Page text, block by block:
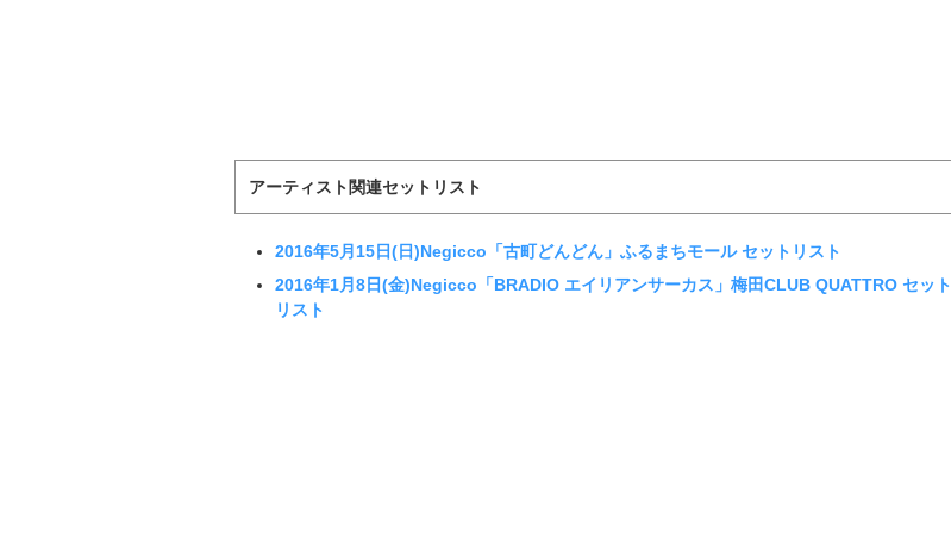
アーティスト関連セットリスト
2016年5月15日(日)Negicco「古町どんどん」ふるまちモール セットリスト
2016年1月8日(金)Negicco「BRADIO エイリアンサーカス」梅田CLUB QUATTRO セット
リスト